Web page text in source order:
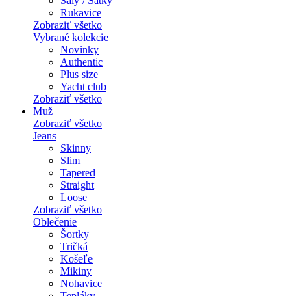
Rukavice
Zobraziť všetko
Vybrané kolekcie
Novinky
Authentic
Plus size
Yacht club
Zobraziť všetko
Muž
Zobraziť všetko
Jeans
Skinny
Slim
Tapered
Straight
Loose
Zobraziť všetko
Oblečenie
Šortky
Tričká
Košeľe
Mikiny
Nohavice